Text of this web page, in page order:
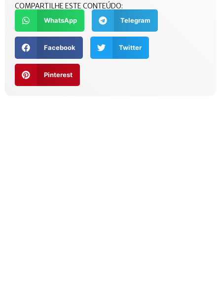
COMPARTILHE ESTE CONTEÚDO:
WhatsApp Telegram
Facebook Twitter
Pinterest